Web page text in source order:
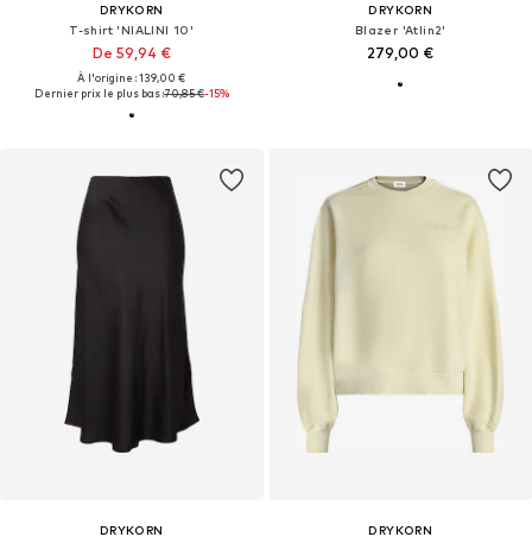
DRYKORN
T-shirt 'NIALINI 10'
De 59,94 €
À l'origine : 139,00 €
Dernier prix le plus bas :70,85 €-15%
DRYKORN
Blazer 'Atlin2'
279,00 €
DRYKORN
DRYKORN